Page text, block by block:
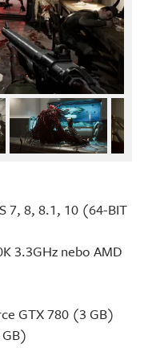
7, 8, 8.1, 10 (64-BIT
3.3GHz nebo AMD
GTX 780 (3 GB)